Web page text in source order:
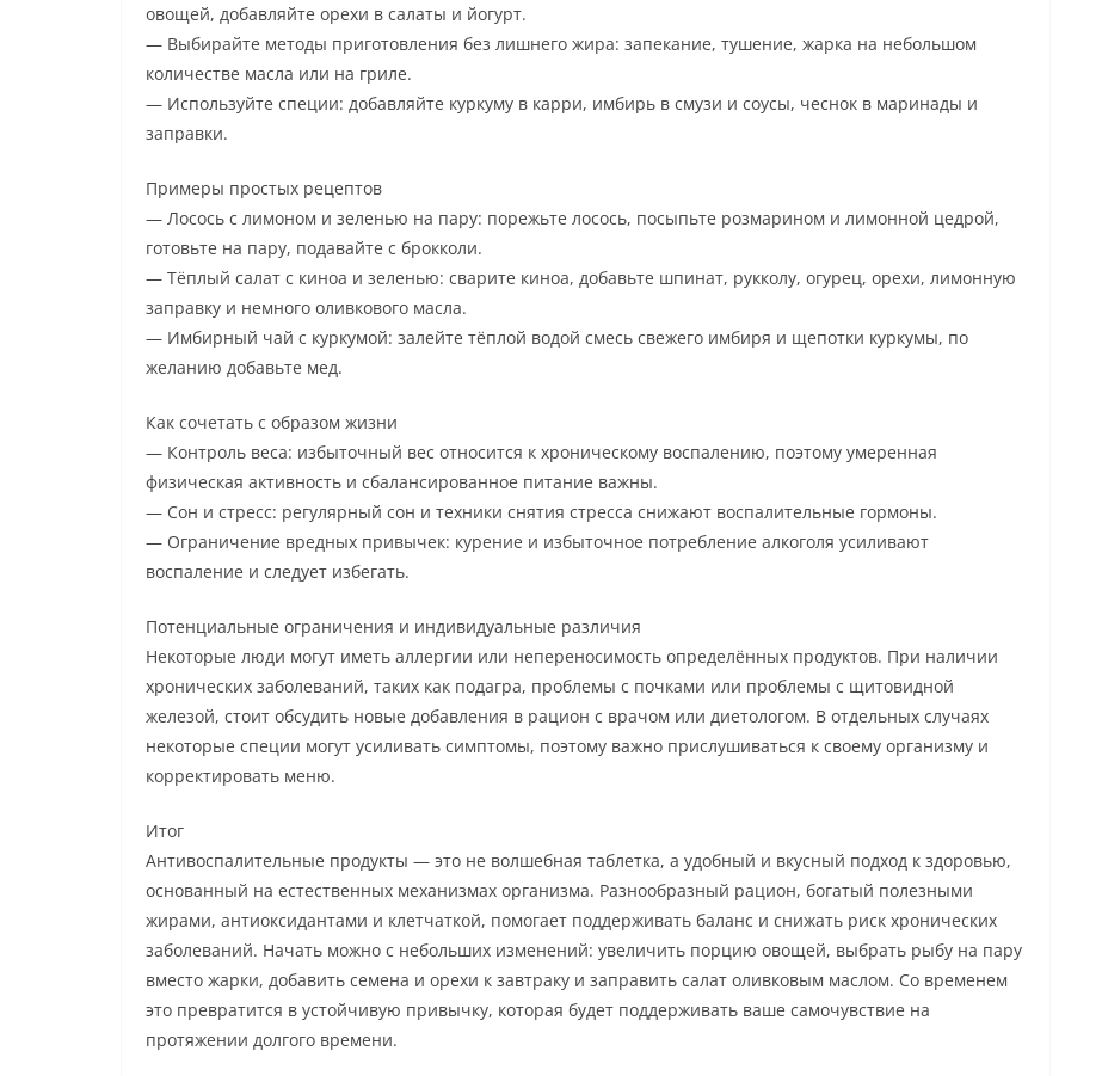
овощей, добавляйте орехи в салаты и йогурт.
— Выбирайте методы приготовления без лишнего жира: запекание, тушение, жарка на небольшом
количестве масла или на гриле.
— Используйте специи: добавляйте куркуму в карри, имбирь в смузи и соусы, чеснок в маринады и
заправки.
Примеры простых рецептов
— Лосось с лимоном и зеленью на пару: порежьте лосось, посыпьте розмарином и лимонной цедрой,
готовьте на пару, подавайте с брокколи.
— Тёплый салат с киноа и зеленью: сварите киноа, добавьте шпинат, рукколу, огурец, орехи, лимонную
заправку и немного оливкового масла.
— Имбирный чай с куркумой: залейте тёплой водой смесь свежего имбиря и щепотки куркумы, по
желанию добавьте мед.
Как сочетать с образом жизни
— Контроль веса: избыточный вес относится к хроническому воспалению, поэтому умеренная
физическая активность и сбалансированное питание важны.
— Сон и стресс: регулярный сон и техники снятия стресса снижают воспалительные гормоны.
— Ограничение вредных привычек: курение и избыточное потребление алкоголя усиливают
воспаление и следует избегать.
Потенциальные ограничения и индивидуальные различия
Некоторые люди могут иметь аллергии или непереносимость определённых продуктов. При наличии
хронических заболеваний, таких как подагра, проблемы с почками или проблемы с щитовидной
железой, стоит обсудить новые добавления в рацион с врачом или диетологом. В отдельных случаях
некоторые специи могут усиливать симптомы, поэтому важно прислушиваться к своему организму и
корректировать меню.
Итог
Антивоспалительные продукты — это не волшебная таблетка, а удобный и вкусный подход к здоровью,
основанный на естественных механизмах организма. Разнообразный рацион, богатый полезными
жирами, антиоксидантами и клетчаткой, помогает поддерживать баланс и снижать риск хронических
заболеваний. Начать можно с небольших изменений: увеличить порцию овощей, выбрать рыбу на пару
вместо жарки, добавить семена и орехи к завтраку и заправить салат оливковым маслом. Со временем
это превратится в устойчивую привычку, которая будет поддерживать ваше самочувствие на
протяжении долгого времени.